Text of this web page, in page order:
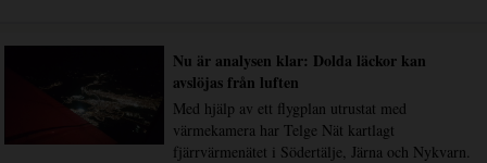
Nu är analysen klar: Dolda läckor kan
avslöjas från luften
Med hjälp av ett flygplan utrustat med
värmekamera har Telge Nät kartlagt
fjärrvärmenätet i Södertälje, Järna och Nykvarn.